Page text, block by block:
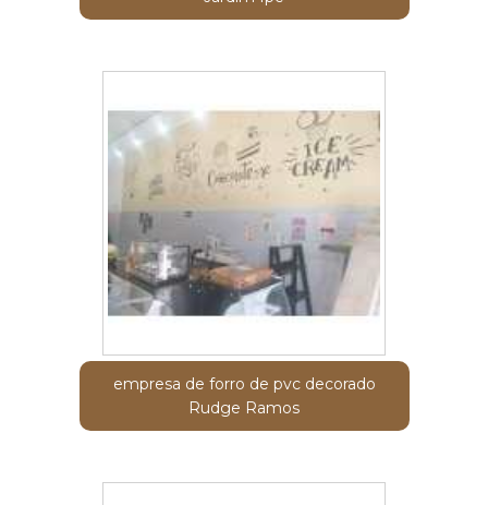
empresa de forro de pvc decorado
Rudge Ramos